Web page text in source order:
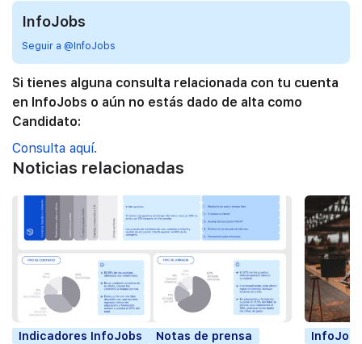
InfoJobs
Seguir a @InfoJobs
Si tienes alguna consulta relacionada con tu cuenta
en InfoJobs o aún no estás dado de alta como
Candidato:
Consulta aquí.
Noticias relacionadas
Indicadores InfoJobs Notas de prensa